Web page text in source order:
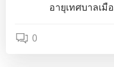
อายุเทศบาลเมื
0